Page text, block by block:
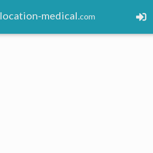
location-medical.com